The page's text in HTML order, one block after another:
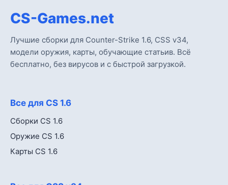
CS-Games.net
Лучшие сборки для Counter-Strike 1.6, CSS v34,
модели оружия, карты, обучающие статьив. Всё
бесплатно, без вирусов и с быстрой загрузкой.
Все для CS 1.6
Сборки CS 1.6
Оружие CS 1.6
Карты CS 1.6